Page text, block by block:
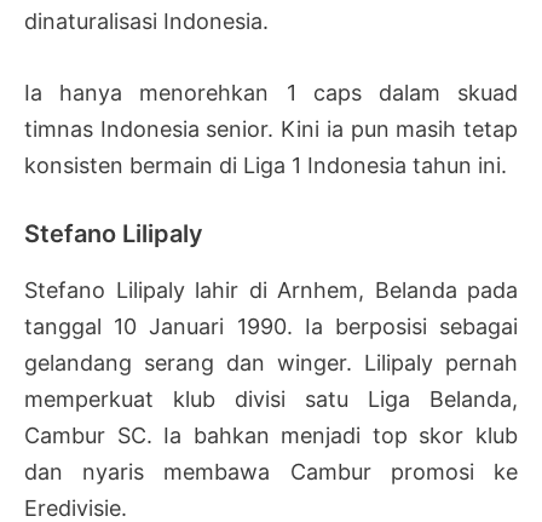
dinaturalisasi Indonesia.
Ia hanya menorehkan 1 caps dalam skuad
timnas Indonesia senior. Kini ia pun masih tetap
konsisten bermain di Liga 1 Indonesia tahun ini.
Stefano Lilipaly
Stefano Lilipaly lahir di Arnhem, Belanda pada
tanggal 10 Januari 1990. Ia berposisi sebagai
gelandang serang dan winger. Lilipaly pernah
memperkuat klub divisi satu Liga Belanda,
Cambur SC. Ia bahkan menjadi top skor klub
dan nyaris membawa Cambur promosi ke
Eredivisie.